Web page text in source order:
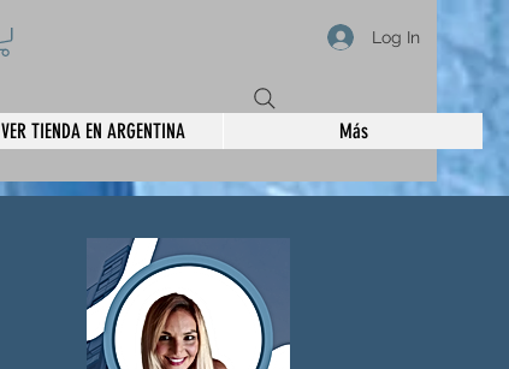
Log In
VER TIENDA EN ARGENTINA Más